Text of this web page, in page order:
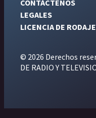
CONTÁCTENOS
LEGALES
LICENCIA DE
© 2026 Derechos
DE RADIO Y